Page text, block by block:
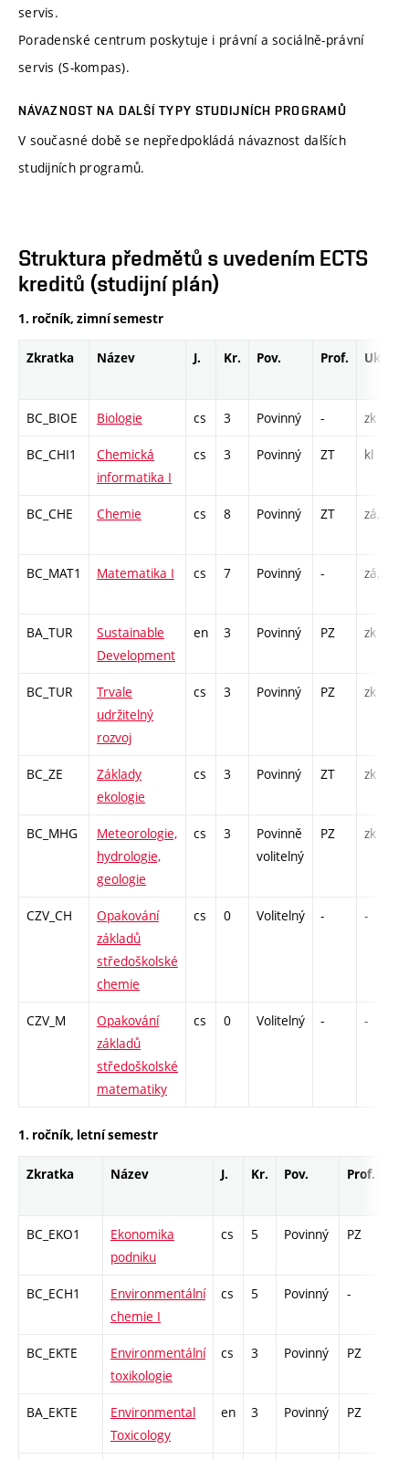
servis.
Poradenské centrum poskytuje i právní a sociálně-právní
servis (S-kompas).
NÁVAZNOST NA DALŠÍ TYPY STUDIJNÍCH PROGRAMŮ
V současné době se nepředpokládá návaznost dalších
studijních programů.
Struktura předmětů s uvedením ECTS
kreditů (studijní plán)
1. ročník, zimní semestr
Zkratka Název J. Kr. Pov. Prof. Uk.
BC_BIOE Biologie cs 3 Povinný - zk
BC_CHI1
Chemická
informatika I
cs 3 Povinný ZT kl
BC_CHE Chemie cs 8 Povinný ZT zá,zk
BC_MAT1 Matematika I cs 7 Povinný - zá,zk
BA_TUR
Sustainable
Development
en 3 Povinný PZ zk
BC_TUR
Trvale
udržitelný
rozvoj
cs 3 Povinný PZ zk
BC_ZE
Základy
ekologie
cs 3 Povinný ZT zk
BC_MHG
Meteorologie,
hydrologie,
geologie
cs 3
Povinně
volitelný
PZ zk
CZV_CH
Opakování
základů
středoškolské
chemie
cs 0 Volitelný - -
CZV_M
Opakování
základů
středoškolské
matematiky
cs 0 Volitelný - -
1. ročník, letní semestr
Zkratka Název J. Kr. Pov. Prof.
BC_EKO1
Ekonomika
podniku
cs 5 Povinný PZ
BC_ECH1
Environmentální
chemie I
cs 5 Povinný -
BC_EKTE
Environmentální
toxikologie
cs 3 Povinný PZ
BA_EKTE
Environmental
Toxicology
en 3 Povinný PZ